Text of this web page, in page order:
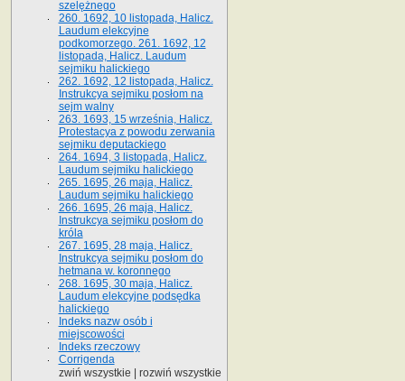
szelężnego
260. 1692, 10 listopada, Halicz.
Laudum elekcyjne
podkomorzego. 261. 1692, 12
listopada, Halicz. Laudum
sejmiku halickiego
262. 1692, 12 listopada, Halicz.
Instrukcya sejmiku posłom na
sejm walny
263. 1693, 15 września, Halicz.
Protestacya z powodu zerwania
sejmiku deputackiego
264. 1694, 3 listopada, Halicz.
Laudum sejmiku halickiego
265. 1695, 26 maja, Halicz.
Laudum sejmiku halickiego
266. 1695, 26 maja, Halicz.
Instrukcya sejmiku posłom do
króla
267. 1695, 28 maja, Halicz.
Instrukcya sejmiku posłom do
hetmana w. koronnego
268. 1695, 30 maja, Halicz.
Laudum elekcyjne podsędka
halickiego
Indeks nazw osób i
miejscowości
Indeks rzeczowy
Corrigenda
zwiń wszystkie
rozwiń wszystkie